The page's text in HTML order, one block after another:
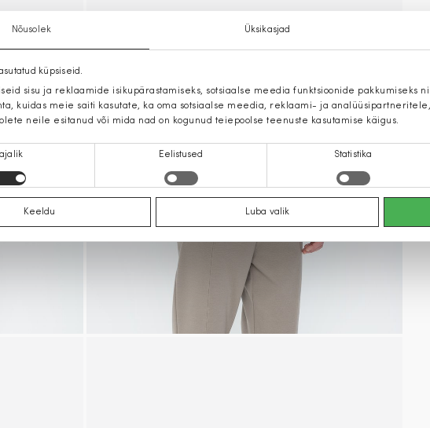
Nõusolek Üksikasjad
küpsiseid.
sisu ja reklaamide isikupärastamiseks, sotsiaalse meedia funktsioonide pakkumiseks
kuidas meie saiti kasutate, ka oma sotsiaalse meedia, reklaami- ja
neile esitanud või mida nad on kogunud teiepoolse teenuste kasutamise käigus.
Eelistused Statistika
Keeldu Luba valik